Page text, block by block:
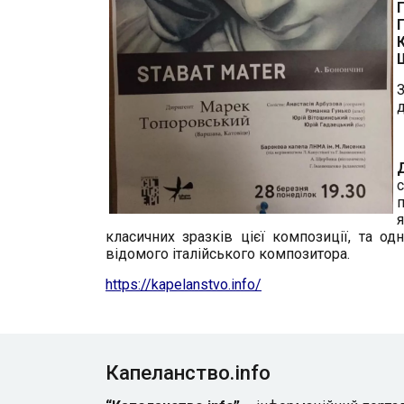
класичних зразків цієї композиції, та
відомого італійського композитора.
https://kapelanstvo.info/
Капеланство.info